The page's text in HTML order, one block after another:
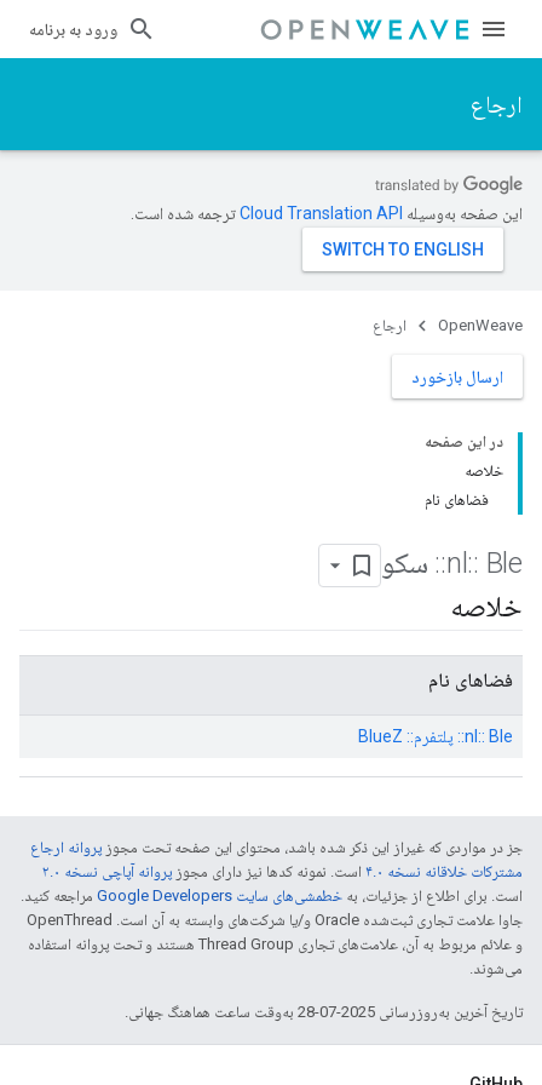
ورود به برنامه
ارجاع
این صفحه به‌وسیله ترجمه شده است.
OpenWeave ارجاع
ارسال بازخورد
در این صفحه
خلاصه
فضاهای نام
nl :: Ble
:: سکو
خلاصه
فضاهای نام
nl:: Ble:: پلتفرم:: BlueZ
جز در مواردی که غیراز این ذکر شده باشد، محتوای این صفحه تحت مجوز پروانه ارجاع
مشترکات خلاقانه نسخه ۴.۰
است. نمونه کدها نیز دارای مجوز پروانه آپاچی نسخه ۲.۰
است. برای اطلاع از جزئیات، به خطمشی‌های سایت Google Developers‏
مراجعه کنید.
جاوا علامت تجاری ثبت‌شده Oracle و/یا شرکت‌های وابسته به آن است. ‫OpenThread
و علائم مربوط به آن، علامت‌های تجاری Thread Group هستند و تحت پروانه استفاده
می‌شوند.
تاریخ آخرین به‌روزرسانی 2025-07-28 به‌وقت ساعت هماهنگ جهانی.